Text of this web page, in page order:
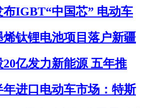
布IGBT“中国芯” 电动车
烯钛锂电池项目落户新疆
20亿发力新能源 五年推
年进口电动车市场：特斯